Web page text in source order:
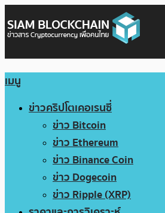
เมนู
ข่าวคริปโตเคอเรนซี่
ข่าว Bitcoin
ข่าว Ethereum
ข่าว Binance Coin
ข่าว Dogecoin
ข่าว Ripple (XRP)